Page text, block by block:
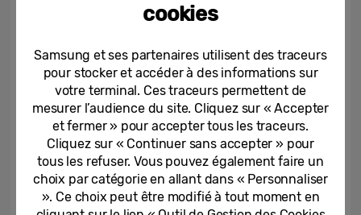
différents selon les secteurs d’activité. Il est
doté de fonctionnalités performantes et
spécialement dédiées aux entreprises,
permettant de transformer ce smartphone
en véritable appareil « tout en un ».
Ainsi, les utilisateurs disposent de deux
cookies
Samsung et ses partenaires utilisent des traceurs
pour stocker et accéder à des informations sur
votre terminal. Ces traceurs permettent de
mesurer l’audience du site. Cliquez sur « Accepter
et fermer » pour accepter tous les traceurs.
Cliquez sur « Continuer sans accepter » pour
tous les refuser. Vous pouvez également faire un
choix par catégorie en allant dans « Personnaliser
». Ce choix peut être modifié à tout moment en